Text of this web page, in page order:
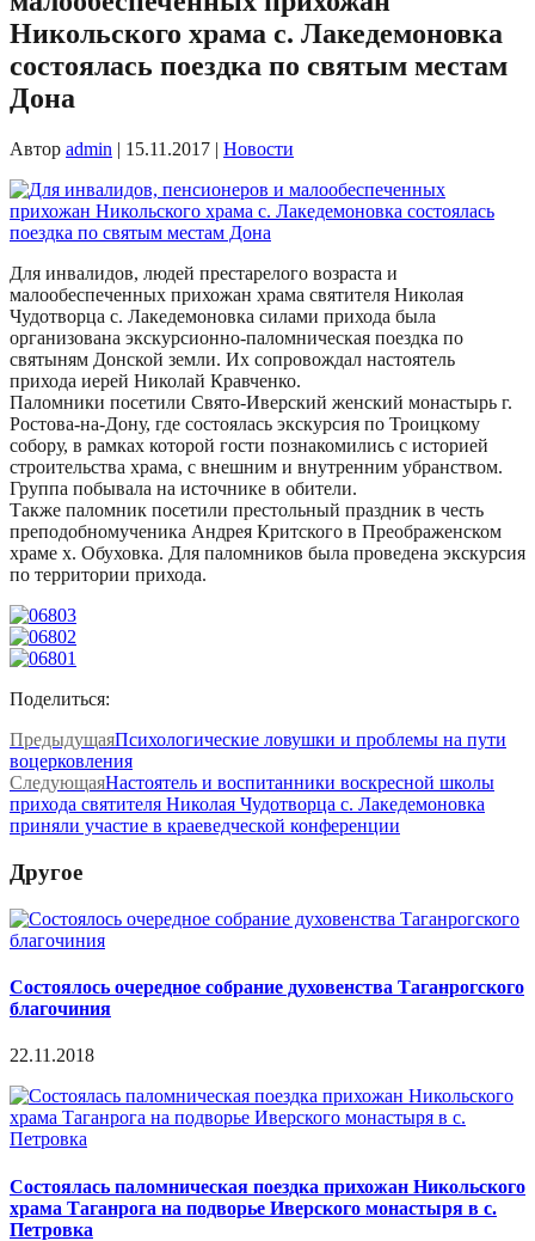
Никольского храма с. Лакедемоновка
состоялась поездка по святым местам
Дона
Автор admin | 15.11.2017 | Новости
Для инвалидов, людей престарелого возраста и
малообеспеченных прихожан храма святителя Николая
Чудотворца с. Лакедемоновка силами прихода была
организована экскурсионно-паломническая поездка по
святыням Донской земли. Их сопровождал настоятель
прихода иерей Николай Кравченко.
Паломники посетили Свято-Иверский женский монастырь г.
Ростова-на-Дону, где состоялась экскурсия по Троицкому
собору, в рамках которой гости познакомились с историей
строительства храма, с внешним и внутренним убранством.
Группа побывала на источнике в обители.
Также паломник посетили престольный праздник в честь
преподобномученика Андрея Критского в Преображенском
храме х. Обуховка. Для паломников была проведена экскурсия
по территории прихода.
Поделиться:
ПредыдущаяПсихологические ловушки и проблемы на пути
воцерковления
СледующаяНастоятель и воспитанники воскресной школы
прихода святителя Николая Чудотворца с. Лакедемоновка
приняли участие в краеведческой конференции
Другое
Состоялось очередное собрание духовенства Таганрогского
благочиния
22.11.2018
Состоялась паломническая поездка прихожан Никольского
храма Таганрога на подворье Иверского монастыря в с.
Петровка